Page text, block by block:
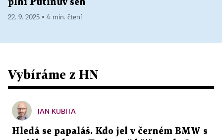
plní Putinův sen
22. 9. 2025 ▪ 4 min. čtení
Vybíráme z HN
JAN KUBITA
Hledá se papaláš. Kdo jel v černém BMW s